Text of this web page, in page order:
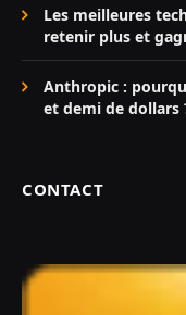
Les meilleures
retenir plus et
Anthropic :
et demi de dollars
CONTACT